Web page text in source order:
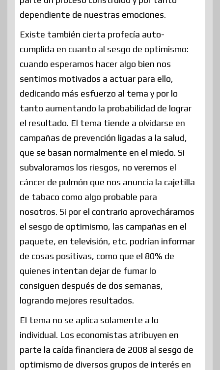
dependiente de nuestras emociones.
Existe también cierta profecía auto-
cumplida en cuanto al sesgo de optimismo:
cuando esperamos hacer algo bien nos
sentimos motivados a actuar para ello,
dedicando más esfuerzo al tema y por lo
tanto aumentando la probabilidad de lograr
el resultado. El tema tiende a olvidarse en
campañas de prevención ligadas a la salud,
que se basan normalmente en el miedo. Si
subvaloramos los riesgos, no veremos el
cáncer de pulmón que nos anuncia la cajetilla
de tabaco como algo probable para
nosotros. Si por el contrario aprovecháramos
el sesgo de optimismo, las campañas en el
paquete, en televisión, etc. podrían informar
de cosas positivas, como que el 80% de
quienes intentan dejar de fumar lo
consiguen después de dos semanas,
logrando mejores resultados.
El tema no se aplica solamente a lo
individual. Los economistas atribuyen en
parte la caída financiera de 2008 al sesgo de
optimismo de diversos grupos de interés en